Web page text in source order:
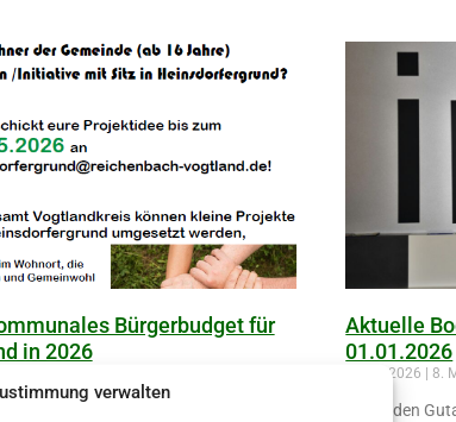
verwalten
Bürgerbudget für
in 2026
Aktuelle
01.01.2026
8. Mai 2026 8.
Durch den